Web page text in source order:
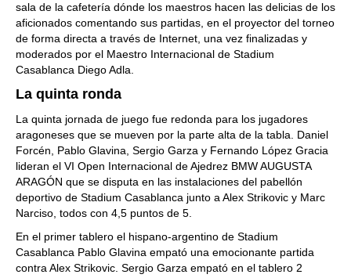
sala de la cafetería dónde los maestros hacen las delicias de los
aficionados comentando sus partidas, en el proyector del torneo
de forma directa a través de Internet, una vez finalizadas y
moderados por el Maestro Internacional de Stadium
Casablanca Diego Adla.
La quinta ronda
La quinta jornada de juego fue redonda para los jugadores
aragoneses que se mueven por la parte alta de la tabla. Daniel
Forcén, Pablo Glavina, Sergio Garza y Fernando López Gracia
lideran el VI Open Internacional de Ajedrez BMW AUGUSTA
ARAGÓN que se disputa en las instalaciones del pabellón
deportivo de Stadium Casablanca junto a Alex Strikovic y Marc
Narciso, todos con 4,5 puntos de 5.
En el primer tablero el hispano-argentino de Stadium
Casablanca Pablo Glavina empató una emocionante partida
contra Alex Strikovic. Sergio Garza empató en el tablero 2